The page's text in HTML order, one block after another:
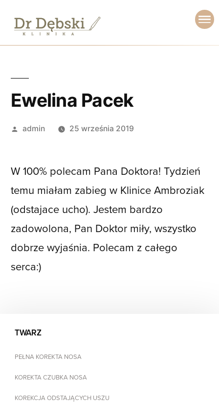
Ewelina Pacek
admin 25 września 2019
W 100% polecam Pana Doktora! Tydzień
temu miałam zabieg w Klinice Ambroziak
(odstajace ucho). Jestem bardzo
zadowolona, Pan Doktor miły, wszystko
dobrze wyjaśnia. Polecam z całego
serca:)
TWARZ
PEŁNA KOREKTA NOSA
KOREKTA CZUBKA NOSA
KOREKCJA ODSTAJĄCYCH USZU